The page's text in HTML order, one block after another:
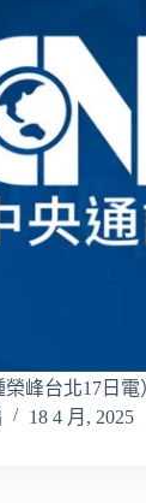
榮峰台北17日
18 4 月, 2025